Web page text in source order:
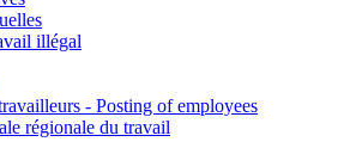
illégal
- Posting of employees
régionale du travail